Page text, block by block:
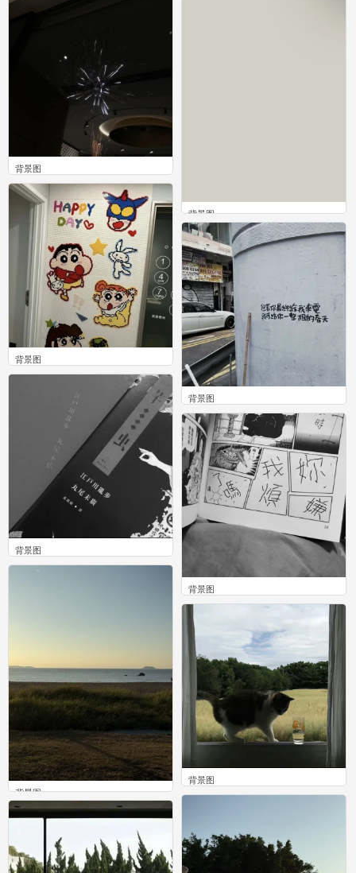
背景图
0
背景图
0
背景图
0
背景图
0
背景图
0
背景图
0
背景图
0
背景图
0